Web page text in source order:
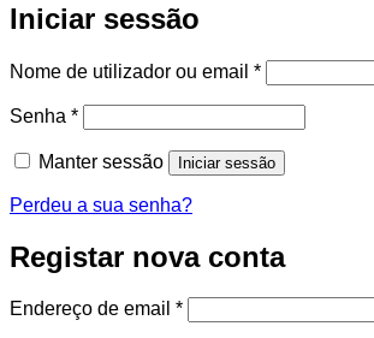
Iniciar sessão
Nome de utilizador ou email *Obrigatório
Senha *Obrigatório
Manter sessão Iniciar sessão
Perdeu a sua senha?
Registar nova conta
Endereço de email *Obrigatório